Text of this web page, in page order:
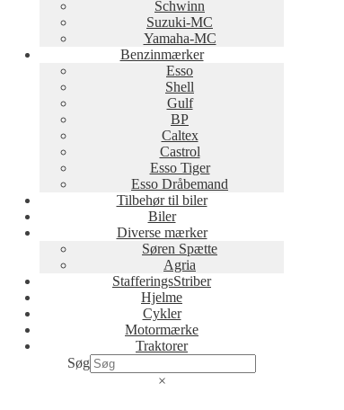
Schwinn
Suzuki-MC
Yamaha-MC
Benzinmærker
Esso
Shell
Gulf
BP
Caltex
Castrol
Esso Tiger
Esso Dråbemand
Tilbehør til biler
Biler
Diverse mærker
Søren Spætte
Agria
StafferingsStriber
Hjelme
Cykler
Motormærke
Traktorer
Søg
×